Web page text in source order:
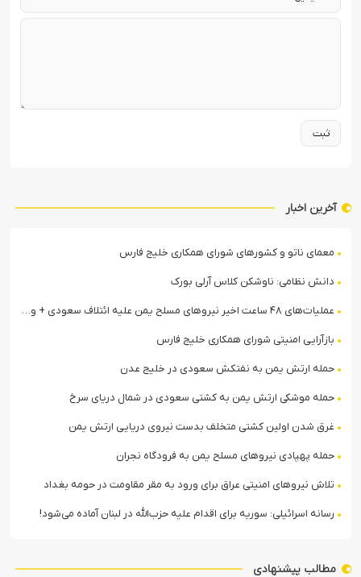
آخرین اخبار
معمای ناتو و کشورهای شورای همکاری خلیج فارس
دانش نظامی: ناوشکن کلاس آرلی بورک
عملیات‌های ۴۸ ساعت اخیر نیروهای مسلح یمن علیه ائتلاف سعودی + ویدیو
بازآرایی امنیتی شورای همکاری خلیج فارس
حمله ارتش یمن به نفتکش سعودی در خلیج عدن
حمله موشکی ارتش یمن به کشتی سعودی در شمال دریای سرخ
غرق شدن اولین کشتی متخلف بدست نیروی دریایی ارتش یمن
حمله پهپادی نیروهای مسلح یمن به فرودگاه نجران
تلاش نیروهای امنیتی عراق برای ورود به مقر مقاومت در حومه بغداد
رسانه اسرائیلی: سوریه برای اقدام علیه حزب‌الله در لبنان آماده می‌شود!
مطالب پیشنهادی